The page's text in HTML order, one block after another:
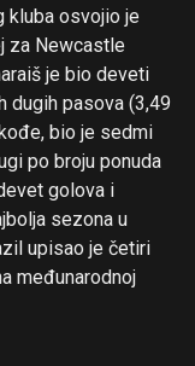
kluba osvojio je
za Newcastle
je bio deveti
dugih pasova (3,49
bio je sedmi
po broju ponuda
golova i
sezona u
upisao je četiri
međunarodnoj